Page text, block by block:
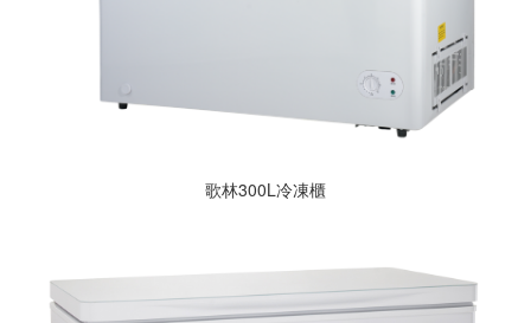
歌林300L冷凍櫃